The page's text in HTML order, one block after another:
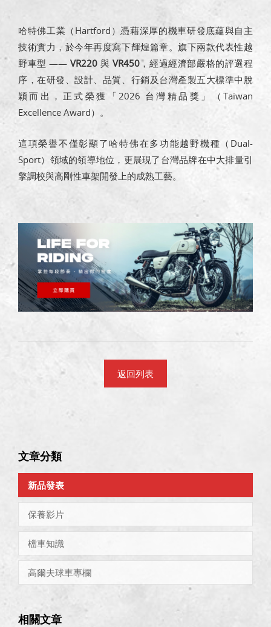
哈特佛工業（Hartford）憑藉深厚的機車研發底蘊與自主
技術實力，於今年再度寫下輝煌篇章。旗下兩款代表性越
野車型 —— VR220 與 VR450，經過經濟部嚴格的評選程
序，在研發、設計、品質、行銷及台灣產製五大標準中脫
穎而出，正式榮獲「2026 台灣精品獎」（Taiwan
Excellence Award）。
這項榮譽不僅彰顯了哈特佛在多功能越野機種（Dual-
Sport）領域的領導地位，更展現了台灣品牌在中大排量引
擎調校與高剛性車架開發上的成熟工藝。
返回列表
文章分類
新品發表
保養影片
檔車知識
高爾夫球車專欄
相關文章